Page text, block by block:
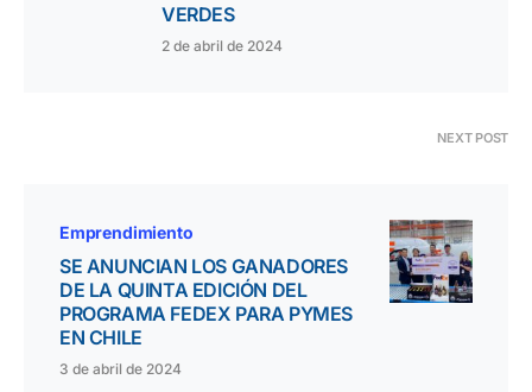
VERDES
2 de abril de 2024
NEXT POST
Emprendimiento
SE ANUNCIAN LOS GANADORES
DE LA QUINTA EDICIÓN DEL
PROGRAMA FEDEX PARA PYMES
EN CHILE
3 de abril de 2024